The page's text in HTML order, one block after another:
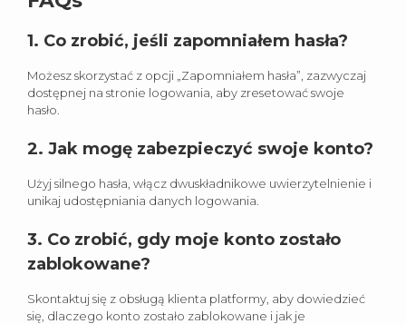
1. Co zrobić, jeśli zapomniałem hasła?
Możesz skorzystać z opcji „Zapomniałem hasła”, zazwyczaj
dostępnej na stronie logowania, aby zresetować swoje
hasło.
2. Jak mogę zabezpieczyć swoje konto?
Użyj silnego hasła, włącz dwuskładnikowe uwierzytelnienie i
unikaj udostępniania danych logowania.
3. Co zrobić, gdy moje konto zostało
zablokowane?
Skontaktuj się z obsługą klienta platformy, aby dowiedzieć
się, dlaczego konto zostało zablokowane i jak je